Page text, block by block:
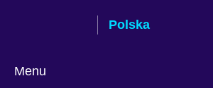
Polska
Menu